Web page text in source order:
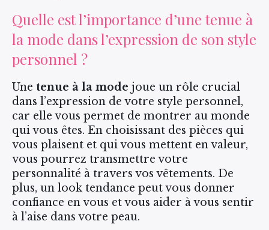
Quelle est l’importance d’une tenue à
la mode dans l’expression de son style
personnel ?
Une tenue à la mode joue un rôle crucial
dans l’expression de votre style personnel,
car elle vous permet de montrer au monde
qui vous êtes. En choisissant des pièces qui
vous plaisent et qui vous mettent en valeur,
vous pourrez transmettre votre
personnalité à travers vos vêtements. De
plus, un look tendance peut vous donner
confiance en vous et vous aider à vous sentir
à l’aise dans votre peau.